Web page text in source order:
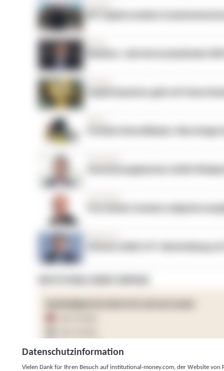
Datenschutzinformation
Vielen Dank für Ihren Besuch auf institutional-money.com, der Website von